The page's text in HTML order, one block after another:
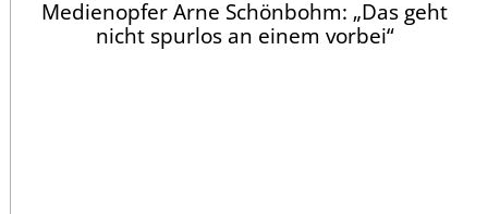
Medienopfer Arne Schönbohm: „Das geht
nicht spurlos an einem vorbei“